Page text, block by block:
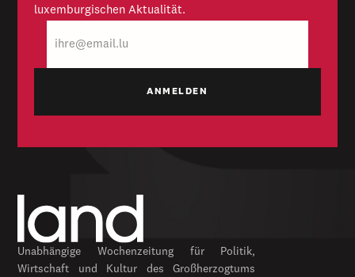
luxemburgischen Aktualität.
Mail
Unabhängige Wochenzeitung für Politik,
Wirtschaft und Kultur des Großherzogtums